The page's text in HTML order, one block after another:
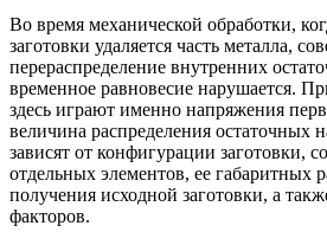
Во время механической обработки,
заготовки удаляется часть металла,
перераспределение внутренних
временное равновесие нарушается.
здесь играют именно напряжения
величина распределения остаточных
зависят от конфигурации заготовки,
отдельных элементов, ее габаритных
получения исходной заготовки, а
факторов.